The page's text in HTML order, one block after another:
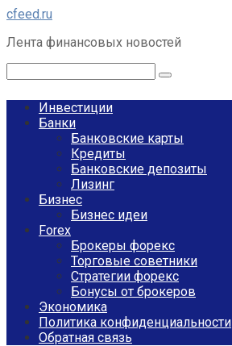
Перейти
контенту
cfeed.ru
Лента финансовых новостей
Инвестиции
Банки
Банковские карты
Кредиты
Банковские депозиты
Лизинг
Бизнес
Бизнес идеи
Forex
Брокеры форекс
Торговые советники
Стратегии форекс
Бонусы от брокеров
Экономика
Политика конфиденциальности
Обратная связь